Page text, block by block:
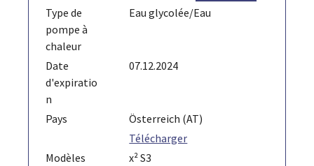
Type de
pompe à
chaleur
Eau glycolée/Eau
Date
d'expiratio
n
07.12.2024
Pays
Österreich (AT)
Télécharger
Modèles
x² S3